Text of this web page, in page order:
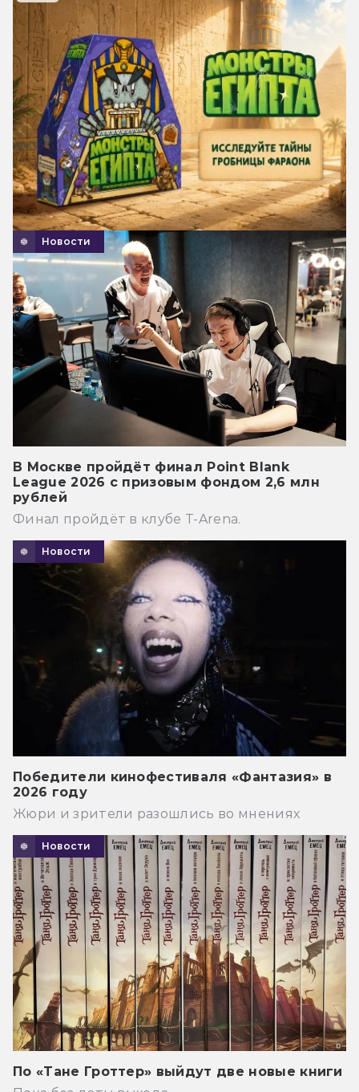
Новости
В Москве пройдёт финал Point Blank
League 2026 с призовым фондом 2,6 млн
рублей
Финал пройдёт в клубе T-Arena.
Новости
Победители кинофестиваля «Фантазия» в
2026 году
Жюри и зрители разошлись во мнениях
Новости
По «Тане Гроттер» выйдут две новые книги